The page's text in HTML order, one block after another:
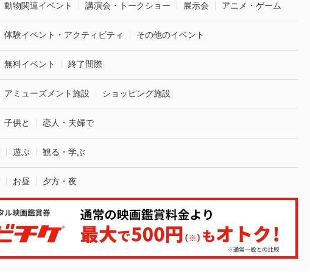
動物関連イベント 講演会・トークショー 展示会 アニメ・ゲーム
体験イベント・アクティビティ その他のイベント
無料イベント 終了間際
アミューズメント施設 ショッピング施設
子供と 恋人・夫婦で
遊ぶ 観る・学ぶ
お昼 夕方・夜